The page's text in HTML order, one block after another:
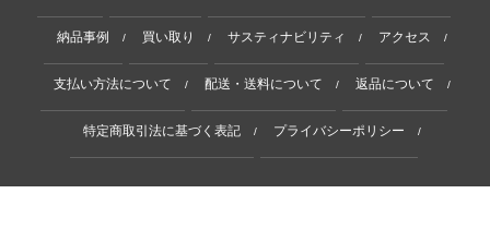
納品事例 / 買い取り / サスティナビリティ / アクセス /
支払い方法について / 配送・送料について / 返品について /
特定商取引法に基づく表記 / プライバシーポリシー /